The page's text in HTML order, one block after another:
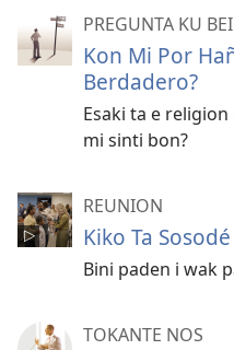
PREGUNTA KU
Kon Mi Por
Berdadero?
Esaki ta e
mi sinti bon?
REUNION
Kiko Ta
Bini paden i wak
TOKANTE NOS